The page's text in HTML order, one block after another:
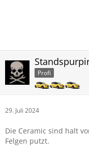
Profi
29. Juli 2024
Die Ceramic sind halt
Felgen putzt.